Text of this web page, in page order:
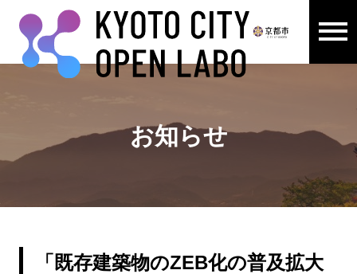
ここから本文です。
お知らせ
「既存建築物のZEB化の普及拡大